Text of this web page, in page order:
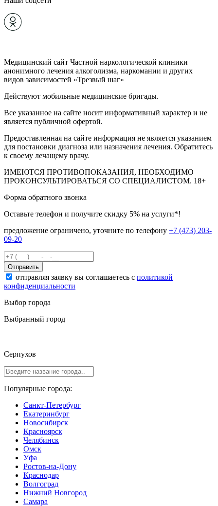
Медицинский сайт Частной наркологической клиники
анонимного лечения алкоголизма, наркомании и других
видов зависимостей «Трезвый шаг»
Действуют мобильные медицинские бригады.
Все указанное на сайте носит информативный характер и не
является публичной офертой.
Предоставленная на сайте информация не является указанием
для постановки диагноза или назначения лечения. Обратитесь
к своему лечащему врачу.
ИМЕЮТСЯ ПРОТИВОПОКАЗАНИЯ, НЕОБХОДИМО
ПРОКОНСУЛЬТИРОВАТЬСЯ СО СПЕЦИАЛИСТОМ. 18+
Форма обратного звонка
Оставьте телефон и получите скидку 5% на услуги*!
предложение ограничено, уточните по телефону +7 (473) 203-
09-20
Отправить
отправляя заявку вы соглашаетесь с политикой
конфиденциальности
Выбор города
Выбранный город
Серпухов
Популярные города:
Санкт-Петербург
Екатеринбург
Новосибирск
Красноярск
Челябинск
Омск
Уфа
Ростов-на-Дону
Краснодар
Волгоград
Нижний Новгород
Самара